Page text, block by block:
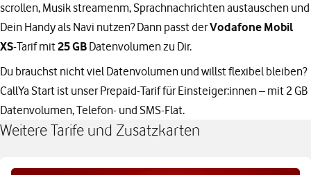
scrollen, Musik streamenm, Sprachnachrichten austauschen und
Dein Handy als Navi nutzen? Dann passt derVodafone Mobil
XS-Tarif mit25 GB Datenvolumen zu Dir.
Du brauchst nicht viel Datenvolumen und willst flexibel bleiben?
CallYa Start ist unser Prepaid-Tarif für Einsteiger:innen – mit 2 GB
Datenvolumen, Telefon- und SMS-Flat.
Weitere Tarife und Zusatzkarten